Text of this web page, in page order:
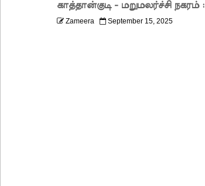
சீரற்ற வானிலையால் 16
காத்தான்குடி - மறுமலர்ச்சி
Zameera September 15, 2025